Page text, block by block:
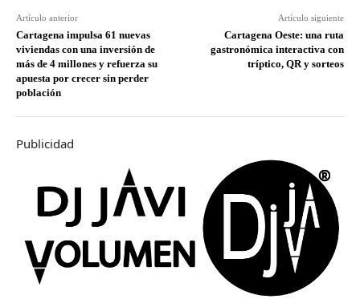
Artículo anterior
Cartagena impulsa 61 nuevas
viviendas con una inversión de
más de 4 millones y refuerza su
apuesta por crecer sin perder
población
Artículo siguiente
Cartagena Oeste: una ruta
gastronómica interactiva con
tríptico, QR y sorteos
Publicidad